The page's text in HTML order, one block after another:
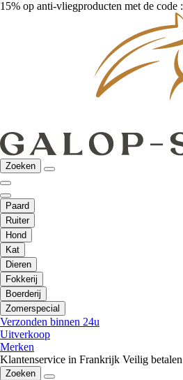
15% op anti-vliegproducten met de code :
Zoeken
Paard
Ruiter
Hond
Kat
Dieren
Fokkerij
Boerderij
Zomerspecial
Verzonden binnen 24u
Uitverkoop
Merken
Klantenservice in Frankrijk Veilig betalen
Zoeken